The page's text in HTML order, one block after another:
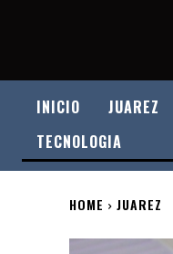
INICIO JUAREZ
TECNOLOGIA
HOME JUAREZ